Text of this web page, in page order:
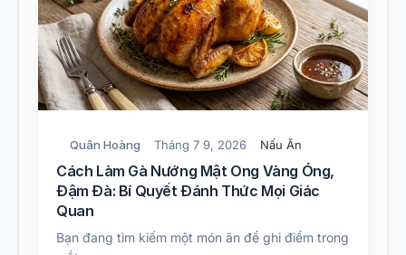
Quân Hoàng Tháng 7 9, 2026 Nấu Ăn
Cách Làm Gà Nướng Mật Ong Vàng Óng,
Đậm Đà: Bí Quyết Đánh Thức Mọi Giác
Quan
Bạn đang tìm kiếm một món ăn để ghi điểm trong